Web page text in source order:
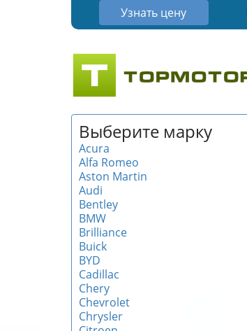
Узнать цену
Выберите марку
Acura
Alfa Romeo
Aston Martin
Audi
Bentley
BMW
Brilliance
Buick
BYD
Cadillac
Chery
Chevrolet
Chrysler